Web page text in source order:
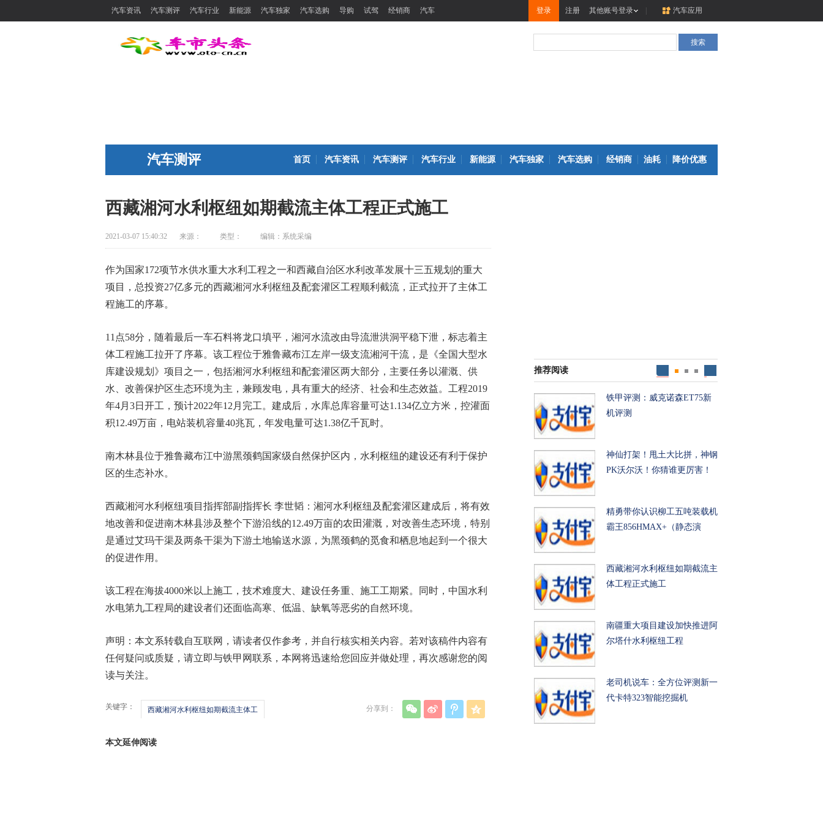
汽车资讯 汽车测评 汽车行业 新能源 汽车独家 汽车选购 导购 试驾 经销商 汽车 汽车应用
登录 注册 其他账号登录
汽车测评 首页 汽车资讯 汽车测评 汽车行业 新能源 汽车独家 汽车选购 经销商 油耗 降价优惠
西藏湘河水利枢纽如期截流主体工程正式施工
2021-03-07 15:40:32 来源： 类型： 编辑：系统采编
作为国家172项节水供水重大水利工程之一和西藏自治区水利改革发展十三五规划的重大
项目，总投资27亿多元的西藏湘河水利枢纽及配套灌区工程顺利截流，正式拉开了主体工
程施工的序幕。
11点58分，随着最后一车石料将龙口填平，湘河水流改由导流泄洪洞平稳下泄，标志着主
体工程施工拉开了序幕。该工程位于雅鲁藏布江左岸一级支流湘河干流，是《全国大型水
库建设规划》项目之一，包括湘河水利枢纽和配套灌区两大部分，主要任务以灌溉、供
水、改善保护区生态环境为主，兼顾发电，具有重大的经济、社会和生态效益。工程2019
年4月3日开工，预计2022年12月完工。建成后，水库总库容量可达1.134亿立方米，控灌面
积12.49万亩，电站装机容量40兆瓦，年发电量可达1.38亿千瓦时。
南木林县位于雅鲁藏布江中游黑颈鹤国家级自然保护区内，水利枢纽的建设还有利于保护
区的生态补水。
西藏湘河水利枢纽项目指挥部副指挥长 李世韬：湘河水利枢纽及配套灌区建成后，将有效
地改善和促进南木林县涉及整个下游沿线的12.49万亩的农田灌溉，对改善生态环境，特别
是通过艾玛干渠及两条干渠为下游土地输送水源，为黑颈鹤的觅食和栖息地起到一个很大
的促进作用。
该工程在海拔4000米以上施工，技术难度大、建设任务重、施工工期紧。同时，中国水利
水电第九工程局的建设者们还面临高寒、低温、缺氧等恶劣的自然环境。
声明：本文系转载自互联网，请读者仅作参考，并自行核实相关内容。若对该稿件内容有
任何疑问或质疑，请立即与铁甲网联系，本网将迅速给您回应并做处理，再次感谢您的阅
读与关注。
分享到：
关键字： 西藏湘河水利枢纽如期截流主体工
本文延伸阅读
推荐阅读
铁甲评测：威克诺森ET75新
机评测
神仙打架！甩土大比拼，神钢
PK沃尔沃！你猜谁更厉害！
精勇带你认识柳工五吨装载机
霸王856HMAX+（静态演
西藏湘河水利枢纽如期截流主
体工程正式施工
南疆重大项目建设加快推进阿
尔塔什水利枢纽工程
老司机说车：全方位评测新一
代卡特323智能挖掘机